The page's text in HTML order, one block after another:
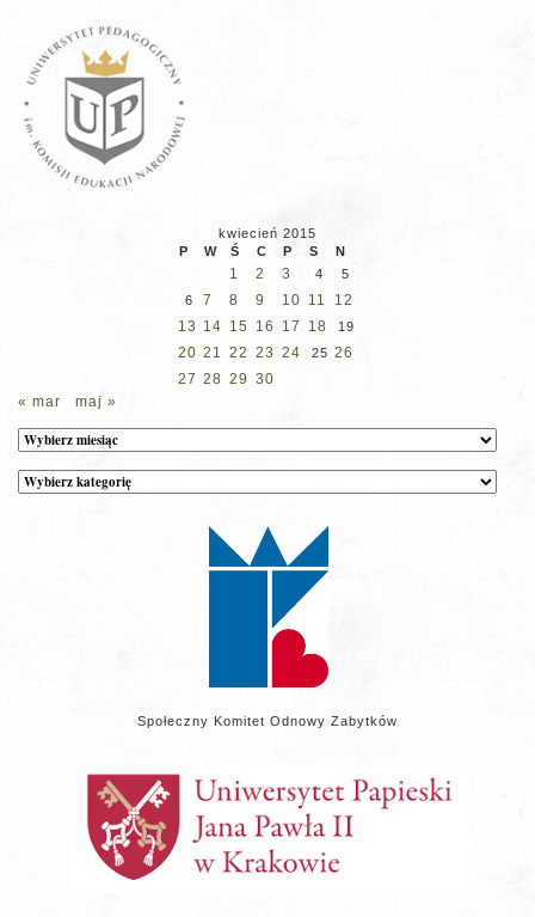
kwiecień 2015
P
W Ś C P S N
1 2 3 4
5
6
7 8 9 10 11
12
13 14 15 16 17 18 19
20 21 22 23 24 25 26
27 28 29 30
« mar
maj »
Archiwum
Kategorie
wpisów
Społeczny Komitet Odnowy Zabytków